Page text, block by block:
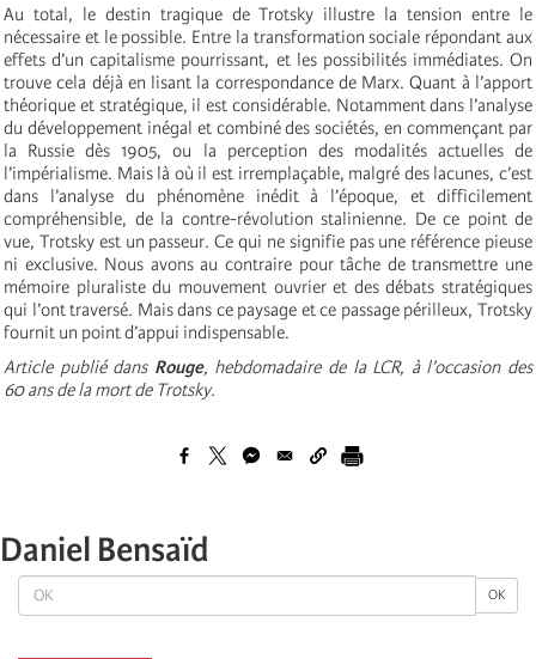
OK OK
Au total, le destin tragique de Trotsky illustre la tension entre le
nécessaire et le possible. Entre la transformation sociale répondant aux
effets d’un capitalisme pourrissant, et les possibilités immédiates. On
trouve cela déjà en lisant la correspondance de Marx. Quant à l’apport
théorique et stratégique, il est considérable. Notamment dans l’analyse
du développement inégal et combiné des sociétés, en commençant par
la Russie dès 1905, ou la perception des modalités actuelles de
l’impérialisme. Mais là où il est irremplaçable, malgré des lacunes, c’est
dans l’analyse du phénomène inédit à l’époque, et difficilement
compréhensible, de la contre-révolution stalinienne. De ce point de
vue, Trotsky est un passeur. Ce qui ne signifie pas une référence pieuse
ni exclusive. Nous avons au contraire pour tâche de transmettre une
mémoire pluraliste du mouvement ouvrier et des débats stratégiques
qui l’ont traversé. Mais dans ce paysage et ce passage périlleux, Trotsky
fournit un point d’appui indispensable.
Article publié dans Rouge, hebdomadaire de la LCR, à l’occasion des
60 ans de la mort de Trotsky.
Daniel Bensaïd